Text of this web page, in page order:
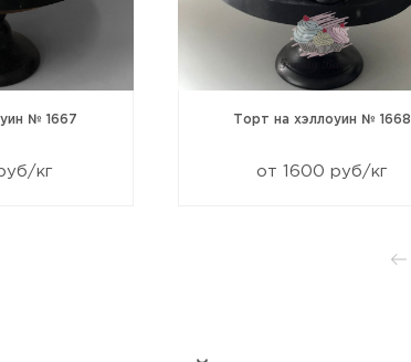
№ 1667
кг
Торт на хэллоуин № 1668
от 1600 руб/кг